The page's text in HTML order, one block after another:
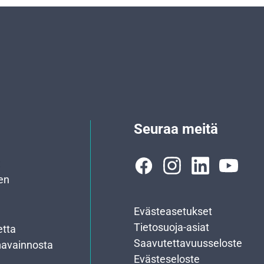
Seuraa meitä
Evästeasetukset
Tietosuoja-asiat
Saavutettavuusseloste
Evästeseloste